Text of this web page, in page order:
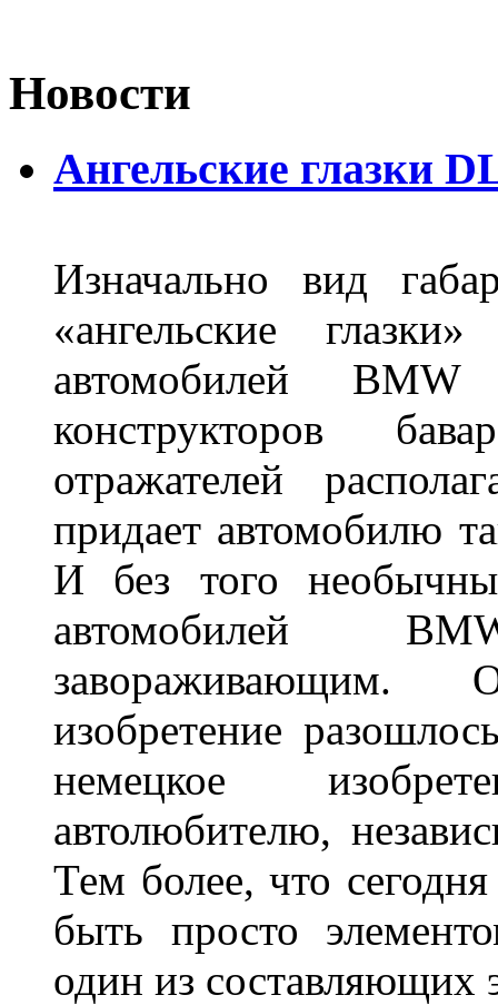
Новости
Ангельские глазки
Изначально вид
«ангельские
автомобилей
конструкторов
отражателей
придает автомобилю
И без того
автомобилей
завораживающим.
изобретение
немецкое
автолюбителю,
Тем более, что сегодня
быть просто
один из